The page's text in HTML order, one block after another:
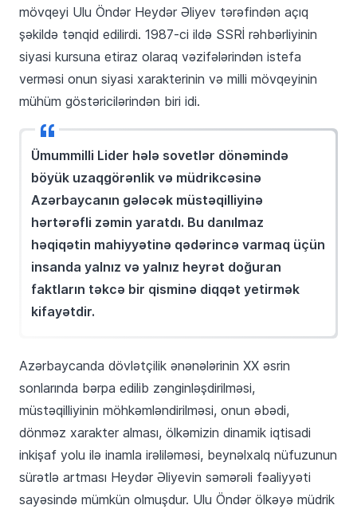
mövqeyi Ulu Öndər Heydər Əliyev tərəfindən açıq
şəkildə tənqid edilirdi. 1987-ci ildə SSRİ rəhbərliyinin
siyasi kursuna etiraz olaraq vəzifələrindən istefa
verməsi onun siyasi xarakterinin və milli mövqeyinin
mühüm göstəricilərindən biri idi.
Ümummilli Lider hələ sovetlər dönəmində
böyük uzaqgörənlik və müdrikcəsinə
Azərbaycanın gələcək müstəqilliyinə
hərtərəfli zəmin yaratdı. Bu danılmaz
həqiqətin mahiyyətinə qədərincə varmaq üçün
insanda yalnız və yalnız heyrət doğuran
faktların təkcə bir qisminə diqqət yetirmək
kifayətdir.
Azərbaycanda dövlətçilik ənənələrinin XX əsrin
sonlarında bərpa edilib zənginləşdirilməsi,
müstəqilliyinin möhkəmləndirilməsi, onun əbədi,
dönməz xarakter alması, ölkəmizin dinamik iqtisadi
inkişaf yolu ilə inamla irəliləməsi, beynəlxalq nüfuzunun
sürətlə artması Heydər Əliyevin səmərəli fəaliyyəti
sayəsində mümkün olmuşdur. Ulu Öndər ölkəyə müdrik